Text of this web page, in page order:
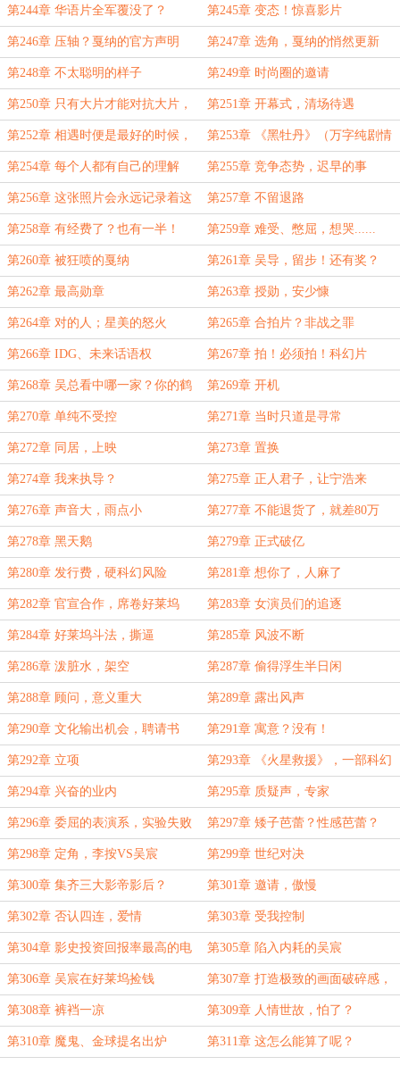
爽的
第244章 华语片全军覆没了？ 第245章 变态！惊喜影片
第246章 压轴？戛纳的官方声明 第247章 选角，戛纳的悄然更新
第248章 不太聪明的样子 第249章 时尚圈的邀请
第250章 只有大片才能对抗大片，
前夕
第251章 开幕式，清场待遇
第252章 相遇时便是最好的时候，
被套住了
第253章 《黑牡丹》（万字纯剧情
章，不喜勿订）
第254章 每个人都有自己的理解 第255章 竞争态势，迟早的事
第256章 这张照片会永远记录着这
一刻
第257章 不留退路
第258章 有经费了？也有一半！ 第259章 难受、憋屈，想哭......
第260章 被狂喷的戛纳 第261章 吴导，留步！还有奖？
第262章 最高勋章 第263章 授勋，安少慷
第264章 对的人；星美的怒火 第265章 合拍片？非战之罪
第266章 IDG、未来话语权 第267章 拍！必须拍！科幻片
第268章 吴总看中哪一家？你的鹤
发，我的童颜
第269章 开机
第270章 单纯不受控 第271章 当时只道是寻常
第272章 同居，上映 第273章 置换
第274章 我来执导？ 第275章 正人君子，让宁浩来
第276章 声音大，雨点小 第277章 不能退货了，就差80万
第278章 黑天鹅 第279章 正式破亿
第280章 发行费，硬科幻风险 第281章 想你了，人麻了
第282章 官宣合作，席卷好莱坞 第283章 女演员们的追逐
第284章 好莱坞斗法，撕逼 第285章 风波不断
第286章 泼脏水，架空 第287章 偷得浮生半日闲
第288章 顾问，意义重大 第289章 露出风声
第290章 文化输出机会，聘请书 第291章 寓意？没有！
第292章 立项 第293章 《火星救援》，一部科幻
片
第294章 兴奋的业内 第295章 质疑声，专家
第296章 委屈的表演系，实验失败 第297章 矮子芭蕾？性感芭蕾？
第298章 定角，李按VS吴宸 第299章 世纪对决
第300章 集齐三大影帝影后？ 第301章 邀请，傲慢
第302章 否认四连，爱情 第303章 受我控制
第304章 影史投资回报率最高的电
影
第305章 陷入内耗的吴宸
第306章 吴宸在好莱坞捡钱 第307章 打造极致的画面破碎感，
镜子迷宫
第308章 裤裆一凉 第309章 人情世故，怕了？
第310章 魔鬼、金球提名出炉 第311章 这怎么能算了呢？